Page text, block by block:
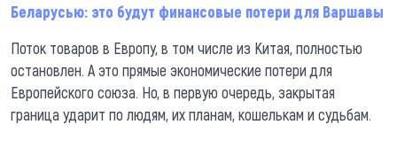
Беларусью: это будут финансовые потери для Варшавы
Поток товаров в Европу, в том числе из Китая, полностью
остановлен. А это прямые экономические потери для
Европейского союза. Но, в первую очередь, закрытая
граница ударит по людям, их планам, кошелькам и судьбам.